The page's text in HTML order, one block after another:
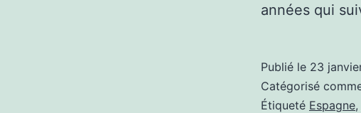
années qui
Publié le 23
Catégorisé
Étiqueté Espagne,